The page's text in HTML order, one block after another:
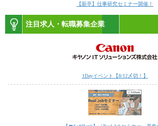
【新卒】仕事研究セミナー開催！
注目求人・転職募集企業
1Dayイベント【8/12〆切！】